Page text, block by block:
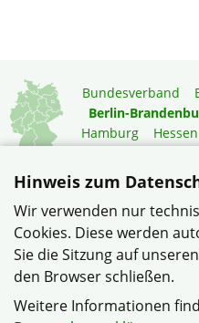
Bundesverband
Berlin-
Hamburg
Hessen
Rheinland-
Sachsen-Anhalt
© Verband Haus- und
Brandenburg e.V. im
Hinweis zum
Wir verwenden nur
Cookies. Diese werden
Sie die Sitzung auf
den Browser schließen.
Weitere Informationen